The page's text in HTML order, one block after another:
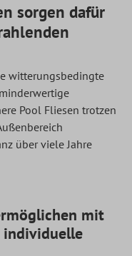
sorgen dafür
witterungsbedingte
Pool Fliesen trotzen
über viele Jahre
mit
individuelle